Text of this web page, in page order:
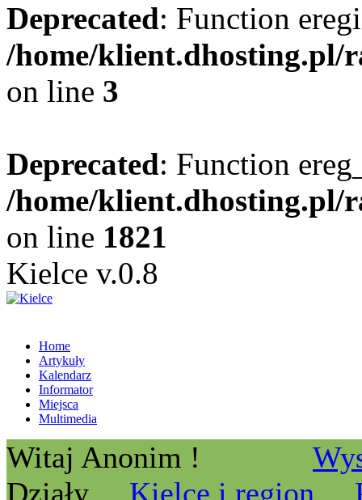
Deprecated: Function
/home/
on line 3
Deprecated: Function
/home/
on line 1821
Kielce v.0.8
Home
Artykuły
Kalendarz
Informator
Miejsca
Multimedia
Witaj Anonim !
Działy
Kielce i region